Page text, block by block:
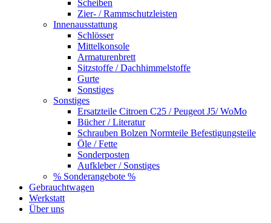
Scheiben
Zier- / Rammschutzleisten
Innenausstattung
Schlösser
Mittelkonsole
Armaturenbrett
Sitzstoffe / Dachhimmelstoffe
Gurte
Sonstiges
Sonstiges
Ersatzteile Citroen C25 / Peugeot J5/ WoMo
Bücher / Literatur
Schrauben Bolzen Normteile Befestigungsteile
Öle / Fette
Sonderposten
Aufkleber / Sonstiges
% Sonderangebote %
Gebrauchtwagen
Werkstatt
Über uns